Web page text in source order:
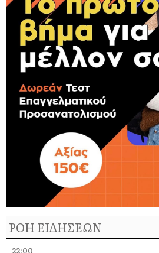
ΡΟΗ ΕΙΔΗΣΕΩΝ
22:00